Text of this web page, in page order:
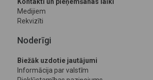
Kontakti un pieņemšanas laiki
Medijiem
Rekvizīti
Noderīgi
Biežāk uzdotie jautājumi
Informācija par valstīm